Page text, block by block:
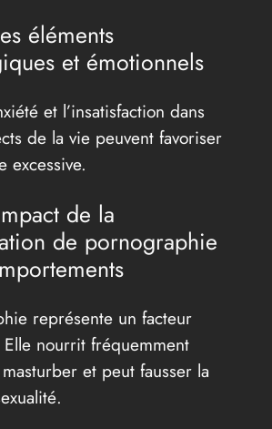
éléments
et émotionnels
et l’insatisfaction dans
de la vie peuvent favoriser
excessive.
de la
de pornographie
représente un facteur
nourrit fréquemment
et peut fausser la